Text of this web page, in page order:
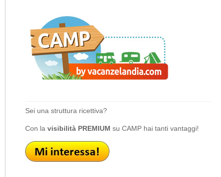
Sei una struttura ricettiva?
Con la visibilità PREMIUM su CAMP hai tanti vantaggi!